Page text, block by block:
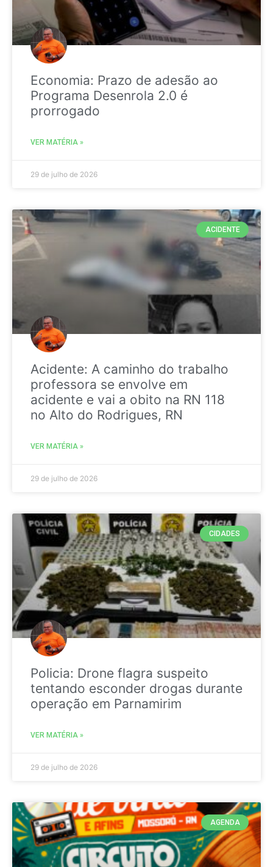
Economia: Prazo de adesão ao
Programa Desenrola 2.0 é
prorrogado
VER MATÉRIA »
29 de julho de 2026
ACIDENTE
Acidente: A caminho do trabalho
professora se envolve em
acidente e vai a obito na RN 118
no Alto do Rodrigues, RN
VER MATÉRIA »
29 de julho de 2026
CIDADES
Policia: Drone flagra suspeito
tentando esconder drogas durante
operação em Parnamirim
VER MATÉRIA »
29 de julho de 2026
AGENDA